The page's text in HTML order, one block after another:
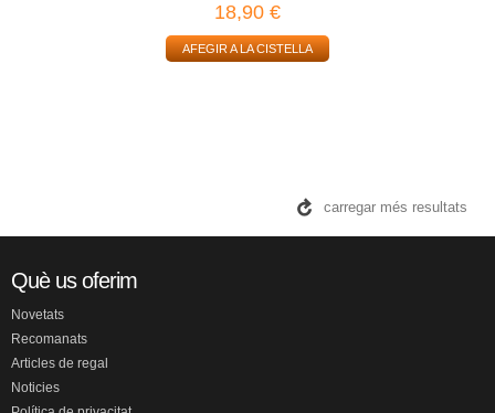
18,90 €
AFEGIR A LA CISTELLA
carregar més resultats
Què us oferim
Novetats
Recomanats
Articles de regal
Noticies